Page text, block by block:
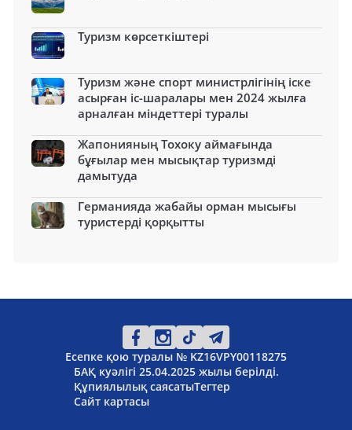
Туризм көрсеткіштері
Туризм және спорт министрлігінің іске
асырған іс-шаралары мен 2024 жылға
арналған міндеттері туралы
Жапонияның Тохоку аймағында
бұғылар мен мысықтар туризмді
дамытуда
Германияда жабайы орман мысығы
туристерді қорқытты
Есепке қою туралы № KZ16VPY00118275
БАҚ куәлігі 25.04.2025 жылы берілді.
Құпиялылық саясатыТегтер
Сайт картасы